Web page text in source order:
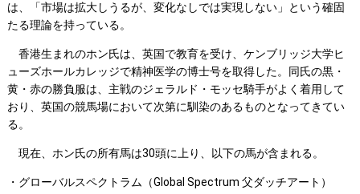
は、「市場は拡大しうるが、変化なしでは実現しない」という確固
たる理論を持っている。
香港生まれのホン氏は、英国で教育を受け、ケンブリッジ大学ヒ
ューズホールカレッジで精神医学の博士号を取得した。同氏の黒・
黄・赤の勝負服は、主戦のジェラルド・モッセ騎手がよく着用して
おり、英国の競馬場において次第に馴染のあるものとなってきてい
る。
現在、ホン氏の所有馬は30頭に上り、以下の馬が含まれる。
・グローバルスペクトラム（Global Spectrum 父ダッチアート）